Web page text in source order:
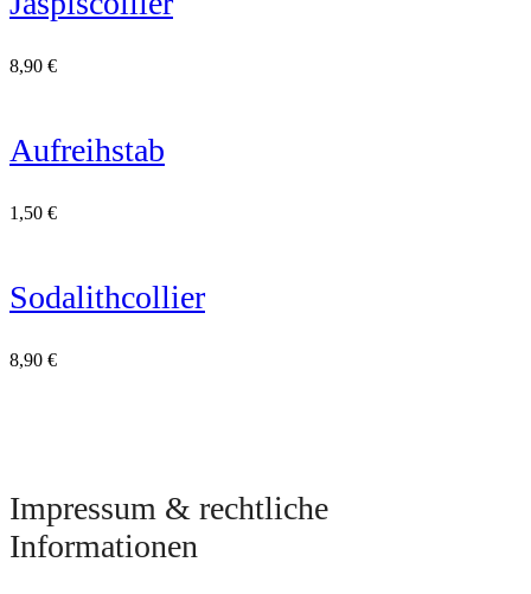
8,90 €
Aufreihstab
1,50 €
Sodalithcollier
8,90 €
Impressum & rechtliche
Informationen